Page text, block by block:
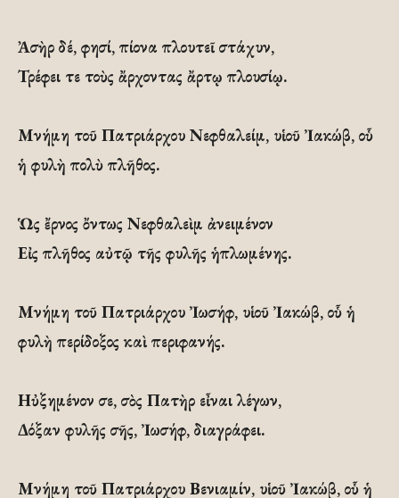
Ἀσὴρ δέ, φησί, πίονα πλουτεῖ στάχυν,
Τρέφει τε τοὺς ἄρχοντας ἄρτῳ πλουσίῳ.
Μνήμη τοῦ Πατριάρχου Νεφθαλείμ, υἱοῦ Ἰακώβ, οὗ
ἡ φυλὴ πολὺ πλῆθος.
Ὡς ἔρνος ὄντως Νεφθαλεὶμ ἀνειμένον
Εἰς πλῆθος αὐτῷ τῆς φυλῆς ἡπλωμένης.
Μνήμη τοῦ Πατριάρχου Ἰωσήφ, υἱοῦ Ἰακώβ, οὗ ἡ
φυλὴ περίδοξος καὶ περιφανής.
Ηὐξημένον σε, σὸς Πατὴρ εἶναι λέγων,
Δόξαν φυλῆς σῆς, Ἰωσήφ, διαγράφει.
Μνήμη τοῦ Πατριάρχου Βενιαμίν, υἱοῦ Ἰακώβ, οὗ ἡ